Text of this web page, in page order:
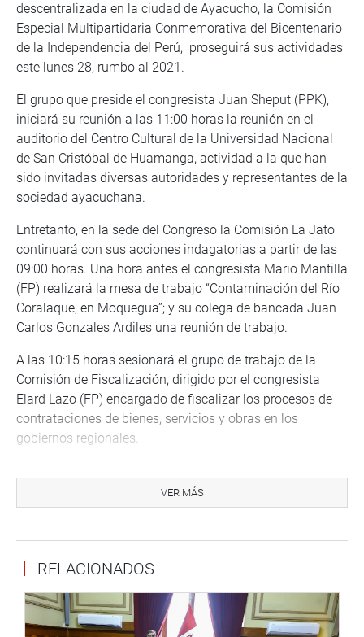
descentralizada en la ciudad de Ayacucho, la Comisión
Especial Multipartidaria Conmemorativa del Bicentenario
de la Independencia del Perú, proseguirá sus actividades
este lunes 28, rumbo al 2021.
El grupo que preside el congresista Juan Sheput (PPK),
iniciará su reunión a las 11:00 horas la reunión en el
auditorio del Centro Cultural de la Universidad Nacional
de San Cristóbal de Huamanga, actividad a la que han
sido invitadas diversas autoridades y representantes de la
sociedad ayacuchana.
Entretanto, en la sede del Congreso la Comisión La Jato
continuará con sus acciones indagatorias a partir de las
09:00 horas. Una hora antes el congresista Mario Mantilla
(FP) realizará la mesa de trabajo “Contaminación del Río
Coralaque, en Moquegua”; y su colega de bancada Juan
Carlos Gonzales Ardiles una reunión de trabajo.
A las 10:15 horas sesionará el grupo de trabajo de la
Comisión de Fiscalización, dirigido por el congresista
Elard Lazo (FP) encargado de fiscalizar los procesos de
contrataciones de bienes, servicios y obras en los
gobiernos regionales.
10:45 horas una exposición fotográfica denominada
“República de Azerbaiyán” organizada por la Liga
A la misma hora se realizará una ceremonia de
reconocimiento a las fundadoras del Centro de Escritoras
de Arequipa (CEA), organizado por la Mesa de Mujeres
VER MÁS
RELACIONADOS